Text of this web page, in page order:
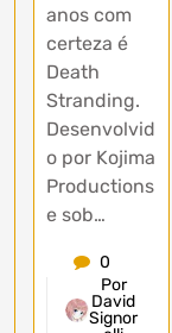
anos com
certeza é
Death
Stranding.
Desenvolvid
o por Kojima
Productions
e sob…
0
Por
David
Signor